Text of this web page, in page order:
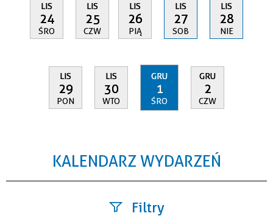
LIS
24
ŚRO
LIS
25
CZW
LIS
26
PIĄ
LIS
27
SOB
LIS
28
NIE
LIS
29
PON
LIS
30
WTO
GRU
1
ŚRO
GRU
2
CZW
KALENDARZ WYDARZEŃ
Filtry